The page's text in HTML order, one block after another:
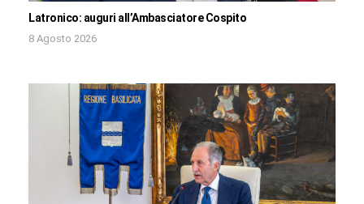
Latronico: auguri all’Ambasciatore Cospito
8 Agosto 2026